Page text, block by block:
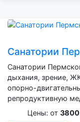
Санатории
Санатории
дыхания, зрение,
опорно-
репродуктивную
Цены: от 3800